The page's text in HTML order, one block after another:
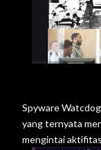
Spyware
yang ternyata
mengintai